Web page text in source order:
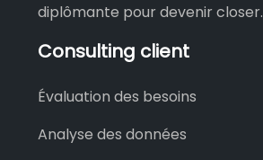
diplômante pour devenir closer.
Consulting client
Évaluation des besoins
Analyse des données